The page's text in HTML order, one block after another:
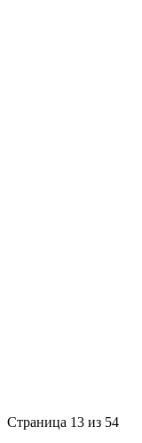
Страница 13 из 54